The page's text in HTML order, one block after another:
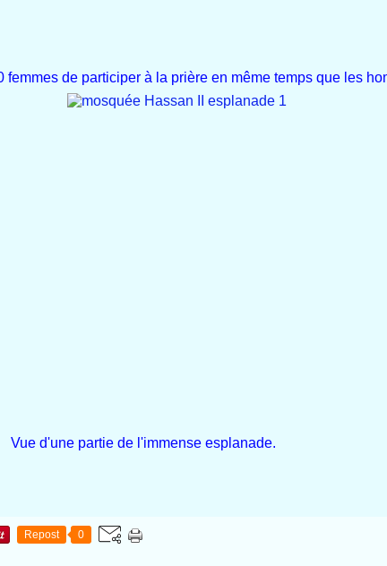
femmes de participer à la prière en même temps que les
de l'immense esplanade.
Repost 0